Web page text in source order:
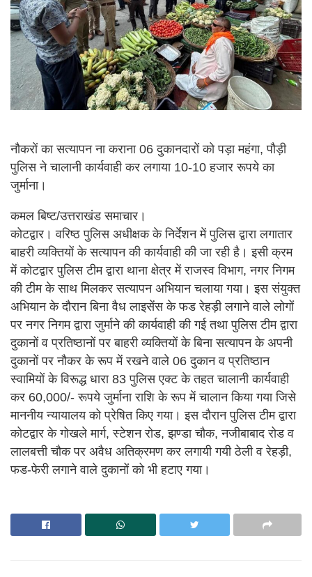
नौकरों का सत्यापन ना कराना 06 दुकानदारों को पड़ा महंगा, पौड़ी
पुलिस ने चालानी कार्यवाही कर लगाया 10-10 हजार रूपये का
जुर्माना।
कमल बिष्ट/उत्तराखंड समाचार।
कोटद्वार। वरिष्ठ पुलिस अधीक्षक के निर्देशन में पुलिस द्वारा लगातार
बाहरी व्यक्तियों के सत्यापन की कार्यवाही की जा रही है। इसी क्रम
में कोटद्वार पुलिस टीम द्वारा थाना क्षेत्र में राजस्व विभाग, नगर निगम
की टीम के साथ मिलकर सत्यापन अभियान चलाया गया। इस संयुक्त
अभियान के दौरान बिना वैध लाइसेंस के फड रेहड़ी लगाने वाले लोगों
पर नगर निगम द्वारा जुर्माने की कार्यवाही की गई तथा पुलिस टीम द्वारा
दुकानों व प्रतिष्ठानों पर बाहरी व्यक्तियों के बिना सत्यापन के अपनी
दुकानों पर नौकर के रूप में रखने वाले 06 दुकान व प्रतिष्ठान
स्वामियों के विरूद्ध धारा 83 पुलिस एक्ट के तहत चालानी कार्यवाही
कर 60,000/- रूपये जुर्माना राशि के रूप में चालान किया गया जिसे
माननीय न्यायालय को प्रेषित किए गया। इस दौरान पुलिस टीम द्वारा
कोटद्वार के गोखले मार्ग, स्टेशन रोड, झण्डा चौक, नजीबाबाद रोड व
लालबत्ती चौक पर अवैध अतिक्रमण कर लगायी गयी ठेली व रेहड़ी,
फड-फेरी लगाने वाले दुकानों को भी हटाए गया।